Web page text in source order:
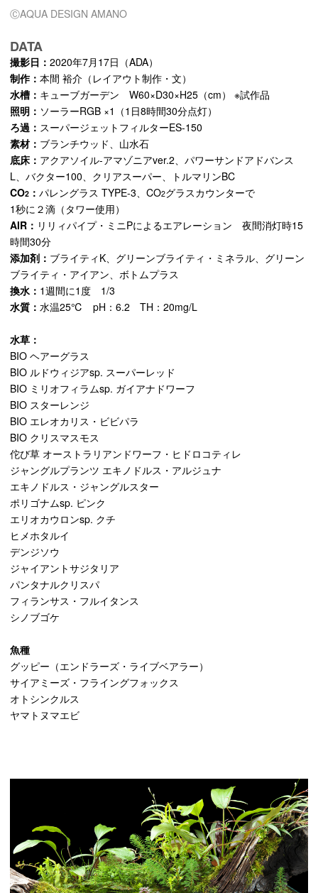
ⒸAQUA DESIGN AMANO
DATA
撮影日：2020年7月17日（ADA）
制作：本間 裕介（レイアウト制作・文）
水槽： キューブガーデン W60×D30×H25（cm） ※試作品
照明： ソーラーRGB ×1（1日8時間30分点灯）
ろ過： スーパージェットフィルターES-150
素材： ブランチウッド、山水石
底床： アクアソイル-アマゾニアver.2、パワーサンドアドバンス
L、バクター100、クリアスーパー、トルマリンBC
CO2 ：パレングラス TYPE-3、CO2グラスカウンターで
1秒に２滴（タワー使用）
AIR： リリィパイプ・ミニPによるエアレーション 夜間消灯時15
時間30分
添加剤： ブライティK、グリーンブライティ・ミネラル、グリーン
ブライティ・アイアン、ボトムプラス
換水： 1週間に1度 1/3
水質：水温25℃ pH：6.2 TH：20mg/L
水草：
BIO ヘアーグラス
BIO ルドウィジアsp. スーパーレッド
BIO ミリオフィラムsp. ガイアナドワーフ
BIO スターレンジ
BIO エレオカリス・ビビパラ
BIO クリスマスモス
佗び草 オーストラリアンドワーフ・ヒドロコティレ
ジャングルプランツ エキノドルス・アルジュナ
エキノドルス・ジャングルスター
ポリゴナムsp. ピンク
エリオカウロンsp. クチ
ヒメホタルイ
デンジソウ
ジャイアントサジタリア
パンタナルクリスパ
フィランサス・フルイタンス
シノブゴケ
魚種
グッピー（エンドラーズ・ライブベアラー）
サイアミーズ・フライングフォックス
オトシンクルス
ヤマトヌマエビ